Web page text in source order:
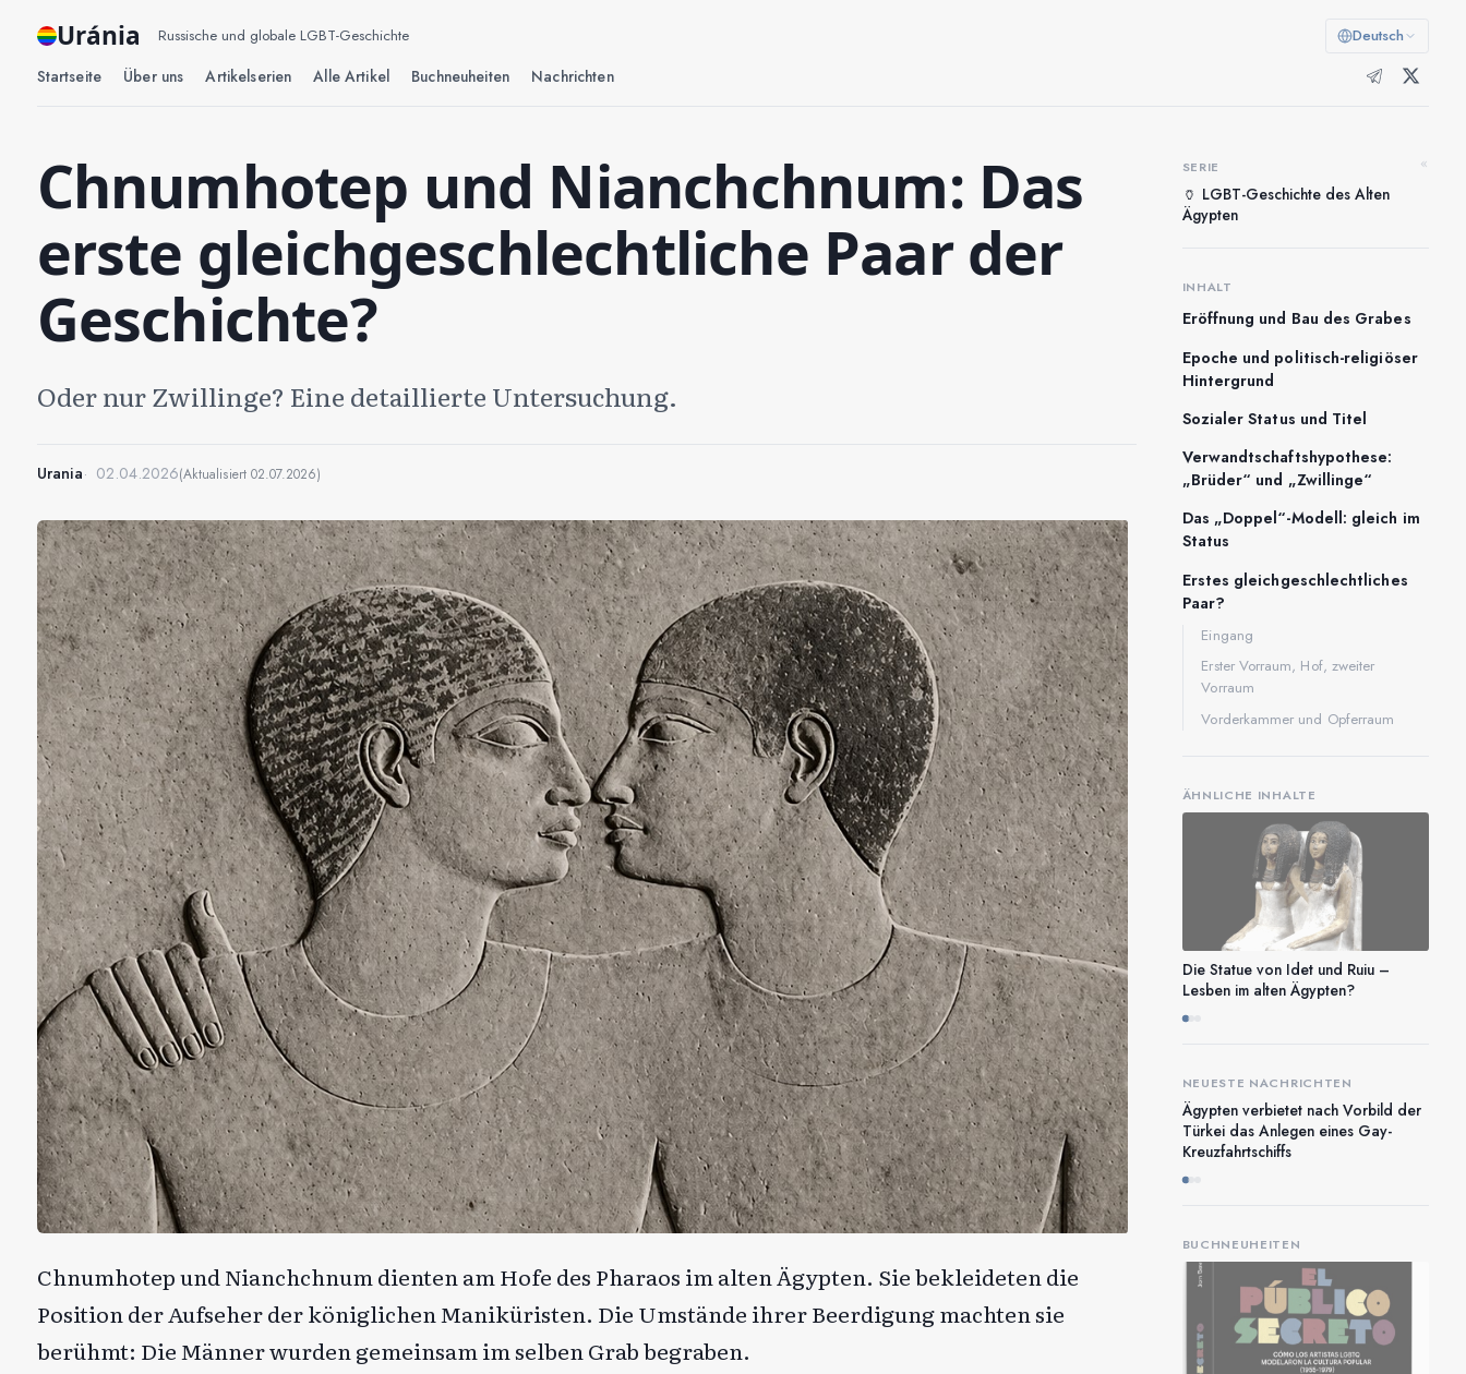
Uránia Russische und globale LGBT-Geschichte Deutsch
Startseite Über uns Artikelserien Alle Artikel Buchneuheiten Nachrichten
Chnumhotep und Nianchchnum: Das
erste gleichgeschlechtliche Paar der
Geschichte?
Oder nur Zwillinge? Eine detaillierte Untersuchung.
Urania 02.04.2026(Aktualisiert 02.07.2026)
Chnumhotep und Nianchchnum dienten am Hofe des Pharaos im alten Ägypten. Sie bekleideten die
Position der Aufseher der königlichen Maniküristen. Die Umstände ihrer Beerdigung machten sie
berühmt: Die Männer wurden gemeinsam im selben Grab begraben.
«
SERIE
🏺 LGBT-Geschichte des Alten
Ägypten
INHALT
Eröffnung und Bau des Grabes
Epoche und politisch-religiöser
Hintergrund
Sozialer Status und Titel
Verwandtschaftshypothese:
„Brüder“ und „Zwillinge“
Das „Doppel“-Modell: gleich im
Status
Erstes gleichgeschlechtliches
Paar?
Eingang
Erster Vorraum, Hof, zweiter
Vorraum
Vorderkammer und Opferraum
ÄHNLICHE INHALTE
Die Statue von Idet und Ruiu –
Lesben im alten Ägypten?
NEUESTE NACHRICHTEN
Ägypten verbietet nach Vorbild der
Türkei das Anlegen eines Gay-
Kreuzfahrtschiffs
BUCHNEUHEITEN